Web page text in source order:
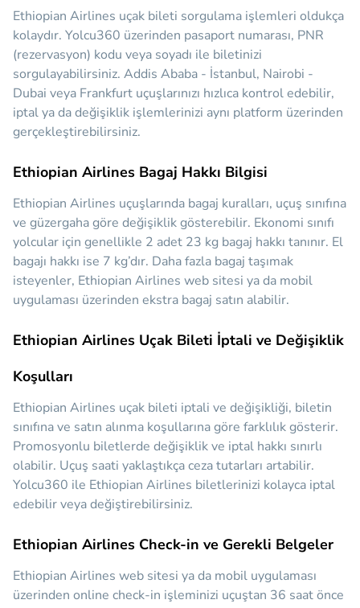
Ethiopian Airlines uçak bileti sorgulama işlemleri oldukça
kolaydır. Yolcu360 üzerinden pasaport numarası, PNR
(rezervasyon) kodu veya soyadı ile biletinizi
sorgulayabilirsiniz. Addis Ababa - İstanbul, Nairobi -
Dubai veya Frankfurt uçuşlarınızı hızlıca kontrol edebilir,
iptal ya da değişiklik işlemlerinizi aynı platform üzerinden
gerçekleştirebilirsiniz.
Ethiopian Airlines Bagaj Hakkı Bilgisi
Ethiopian Airlines uçuşlarında bagaj kuralları, uçuş sınıfına
ve güzergaha göre değişiklik gösterebilir. Ekonomi sınıfı
yolcular için genellikle 2 adet 23 kg bagaj hakkı tanınır. El
bagajı hakkı ise 7 kg’dır. Daha fazla bagaj taşımak
isteyenler, Ethiopian Airlines web sitesi ya da mobil
uygulaması üzerinden ekstra bagaj satın alabilir.
Ethiopian Airlines Uçak Bileti İptali ve Değişiklik
Koşulları
Ethiopian Airlines uçak bileti iptali ve değişikliği, biletin
sınıfına ve satın alınma koşullarına göre farklılık gösterir.
Promosyonlu biletlerde değişiklik ve iptal hakkı sınırlı
olabilir. Uçuş saati yaklaştıkça ceza tutarları artabilir.
Yolcu360 ile Ethiopian Airlines biletlerinizi kolayca iptal
edebilir veya değiştirebilirsiniz.
Ethiopian Airlines Check-in ve Gerekli Belgeler
Ethiopian Airlines web sitesi ya da mobil uygulaması
üzerinden online check-in işleminizi uçuştan 36 saat önce